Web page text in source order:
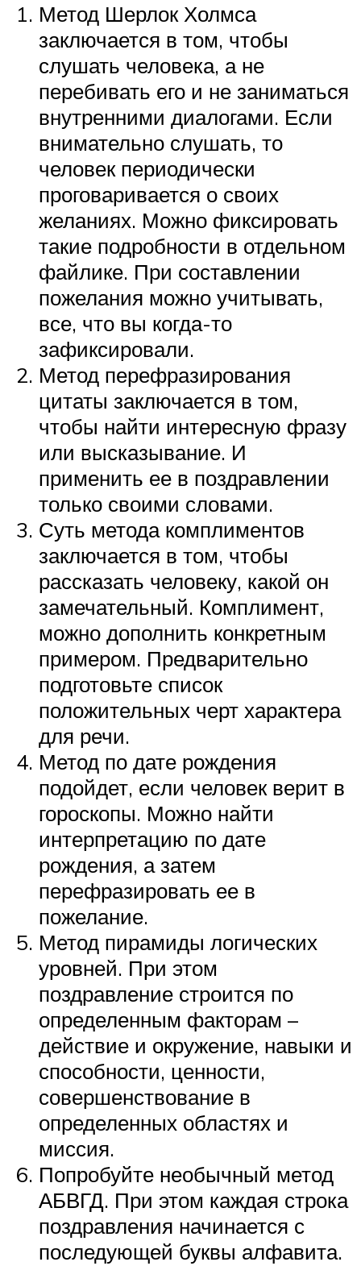
Метод Шерлок Холмса
заключается в том, чтобы
слушать человека, а не
перебивать его и не заниматься
внутренними диалогами. Если
внимательно слушать, то
человек периодически
проговаривается о своих
желаниях. Можно фиксировать
такие подробности в отдельном
файлике. При составлении
пожелания можно учитывать,
все, что вы когда-то
зафиксировали.
Метод перефразирования
цитаты заключается в том,
чтобы найти интересную фразу
или высказывание. И
применить ее в поздравлении
только своими словами.
Суть метода комплиментов
заключается в том, чтобы
рассказать человеку, какой он
замечательный. Комплимент,
можно дополнить конкретным
примером. Предварительно
подготовьте список
положительных черт характера
для речи.
Метод по дате рождения
подойдет, если человек верит в
гороскопы. Можно найти
интерпретацию по дате
рождения, а затем
перефразировать ее в
пожелание.
Метод пирамиды логических
уровней. При этом
поздравление строится по
определенным факторам –
действие и окружение, навыки и
способности, ценности,
совершенствование в
определенных областях и
миссия.
Попробуйте необычный метод
АБВГД. При этом каждая строка
поздравления начинается с
последующей буквы алфавита.